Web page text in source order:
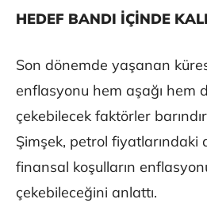
HEDEF BANDI İÇİNDE
Son dönemde yaşanan
enflasyonu hem aşağı hem
çekebilecek faktörler
Şimşek, petrol fiyatlarındaki
finansal koşulların
çekebileceğini anlattı.